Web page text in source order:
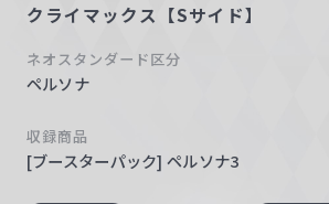
クライマックス【Sサイド】
ネオスタンダード区分
ペルソナ
収録商品
[ブースターパック] ペルソナ3